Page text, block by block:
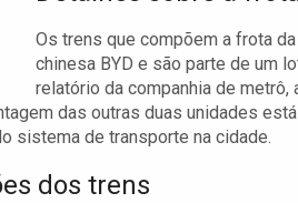
Os trens que compõem a frota
chinesa BYD e são parte de um
relatório da companhia de
das outras duas unidades
sistema de transporte na cidade.
dos trens